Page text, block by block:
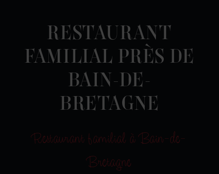
RESTAURANT
FAMILIAL PRÈS DE
BAIN-DE-
BRETAGNE
Restaurant familial à Bain-de-
Bretagne